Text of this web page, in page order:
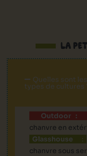
LA
Quelles sont
types de cultures
Outdoor :
chanvre en
Glasshouse
:
chanvre sous